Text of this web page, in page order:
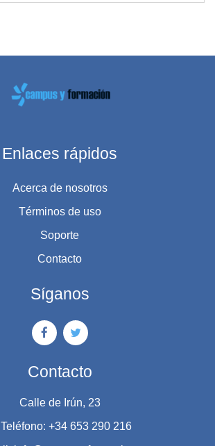
Enlaces rápidos
Acerca de nosotros
Términos de uso
Soporte
Contacto
Síganos
Contacto
Calle de Irún, 23
Teléfono: +34 653 290 216